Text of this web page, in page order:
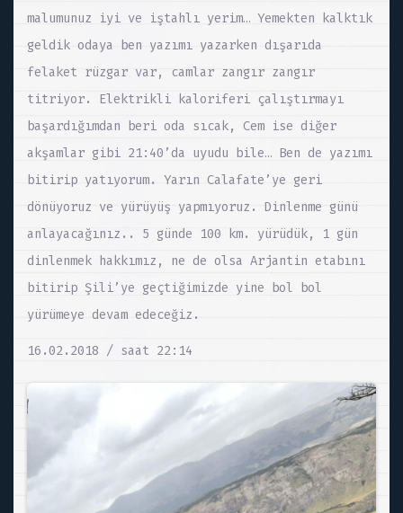
malumunuz iyi ve iştahlı yerim… Yemekten kalktık
geldik odaya ben yazımı yazarken dışarıda
felaket rüzgar var, camlar zangır zangır
titriyor. Elektrikli kaloriferi çalıştırmayı
başardığımdan beri oda sıcak, Cem ise diğer
akşamlar gibi 21:40’da uyudu bile… Ben de yazımı
bitirip yatıyorum. Yarın Calafate’ye geri
dönüyoruz ve yürüyüş yapmıyoruz. Dinlenme günü
anlayacağınız.. 5 günde 100 km. yürüdük, 1 gün
dinlenmek hakkımız, ne de olsa Arjantin etabını
bitirip Şili’ye geçtiğimizde yine bol bol
yürümeye devam edeceğiz.
16.02.2018 / saat 22:14